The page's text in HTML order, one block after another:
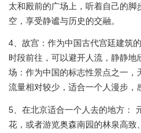
太和殿前的广场上，听着自己的
空，享受静谧与历史的交融。
4、故宫：作为中国古代宫廷建筑
时段前往，可以避开人流，静静
场：作为中国的标志性景点之一，
流量相对较少，适合一个人漫步，
5、在北京适合一个人去的地方：
花，或者游览奥森南园的林泉高致